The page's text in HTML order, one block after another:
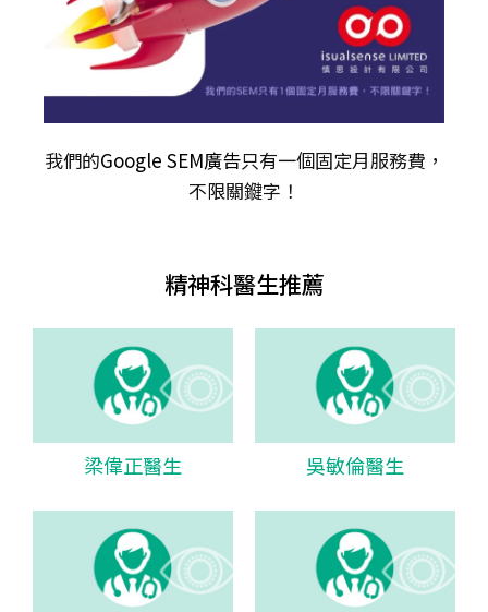
我們的Google SEM廣告只有一個固定月服務費，
不限關𨫡字！
精神科醫生推薦
梁偉正醫生 吳敏倫醫生